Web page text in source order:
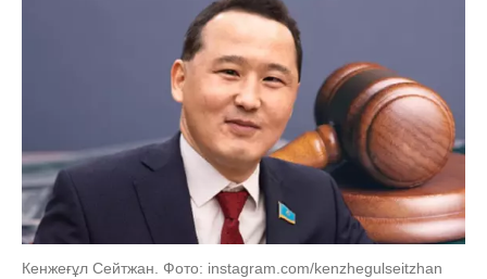
Кенжеғұл Сейтжан. Фото: instagram.com/kenzhegulseitzhan